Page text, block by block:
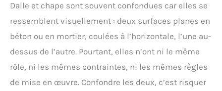
Dalle et chape sont souvent confondues car elles se
ressemblent visuellement : deux surfaces planes en
béton ou en mortier, coulées à l’horizontale, l’une au-
dessus de l’autre. Pourtant, elles n’ont ni le même
rôle, ni les mêmes contraintes, ni les mêmes règles
de mise en œuvre. Confondre les deux, c’est risquer